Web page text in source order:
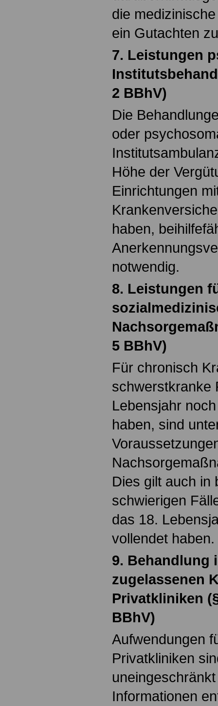
die
ein Gutachten
7. Leistungen
2 BBhV)
Die
oder
Höhe der
Einrichtungen
haben,
notwendig.
8. Leistungen
5 BBhV)
Für chronisch
schwerstkranke
Lebensjahr
haben, sind
Dies gilt auch in
schwierigen
das 18.
vollendet haben.
9. Behandlung
zugelassenen
Privatkliniken
BBhV)
Aufwendungen
Privatkliniken
Informationen